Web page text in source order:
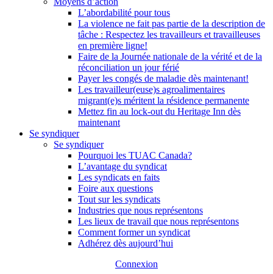
L’abordabilité pour tous
La violence ne fait pas partie de la description de
tâche : Respectez les travailleurs et travailleuses
en première ligne!
Faire de la Journée nationale de la vérité et de la
réconciliation un jour férié
Payer les congés de maladie dès maintenant!
Les travailleur(euse)s agroalimentaires
migrant(e)s méritent la résidence permanente
Mettez fin au lock-out du Heritage Inn dès
maintenant
Se syndiquer
Se syndiquer
Pourquoi les TUAC Canada?
L’avantage du syndicat
Les syndicats en faits
Foire aux questions
Tout sur les syndicats
Industries que nous représentons
Les lieux de travail que nous représentons
Comment former un syndicat
Adhérez dès aujourd’hui
Connexion